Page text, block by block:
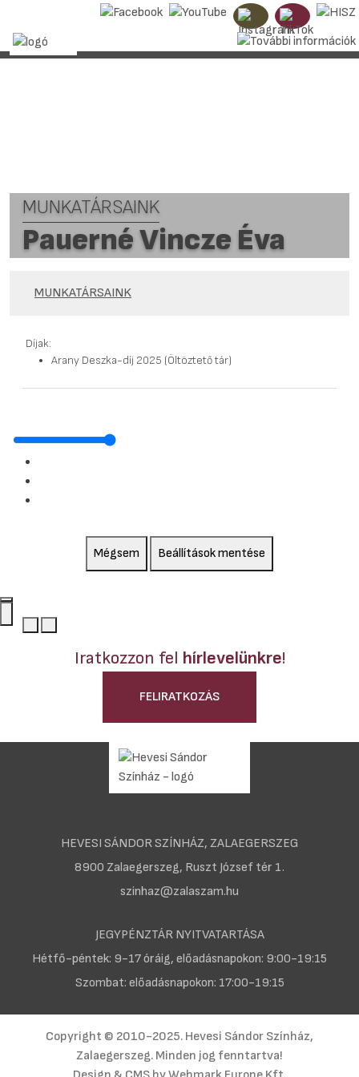
MUNKATÁRSAINK
Pauerné Vincze Éva
MUNKATÁRSAINK
Díjak:
Arany Deszka-díj 2025 (Öltöztető tár)
Mégsem Beállítások mentése
Iratkozzon fel hírlevelünkre!
FELIRATKOZÁS
JEGYPÉNZTÁR NYITVATARTÁSA
Hétfő-péntek: 9-17 óráig, előadásnapokon: 9:00-19:15
Szombat: előadásnapokon: 17:00-19:15
HEVESI SÁNDOR SZÍNHÁZ, ZALAEGERSZEG
8900 Zalaegerszeg, Ruszt József tér 1.
szinhaz@zalaszam.hu
Copyright © 2010-2025. Hevesi Sándor Színház,
Zalaegerszeg. Minden jog fenntartva!